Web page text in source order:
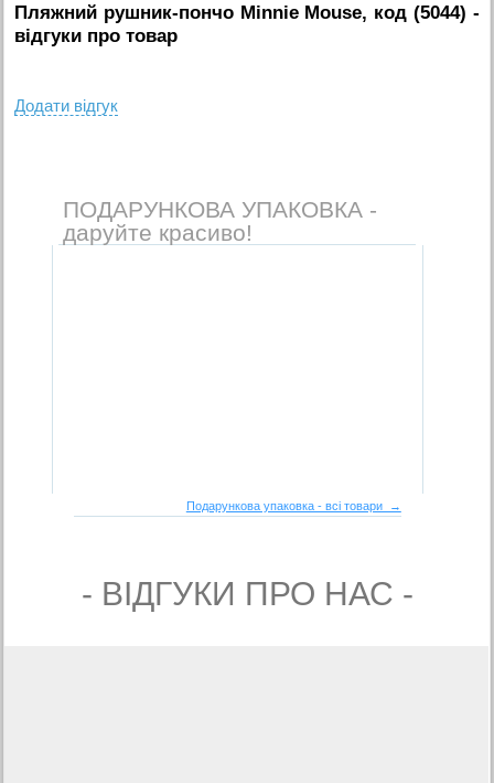
Пляжний рушник-пончо Minnie Mouse, код (5044) -
вiдгуки про товар
Додати вiдгук
ПОДАРУНКОВА УПАКОВКА -
даруйте красиво!
Подарункова упаковка - всі товари →
- ВIДГУКИ ПРО НАС -